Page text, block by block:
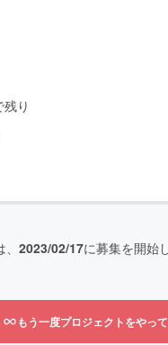
り
2023/02/17に募集を開始
もう一度プロジェクトをやっ